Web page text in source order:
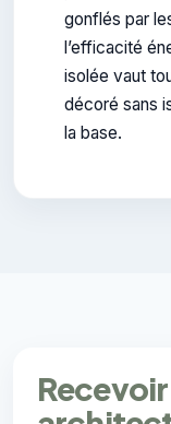
gonflés par
l’efficacité
isolée vaut
décoré sans
la base.